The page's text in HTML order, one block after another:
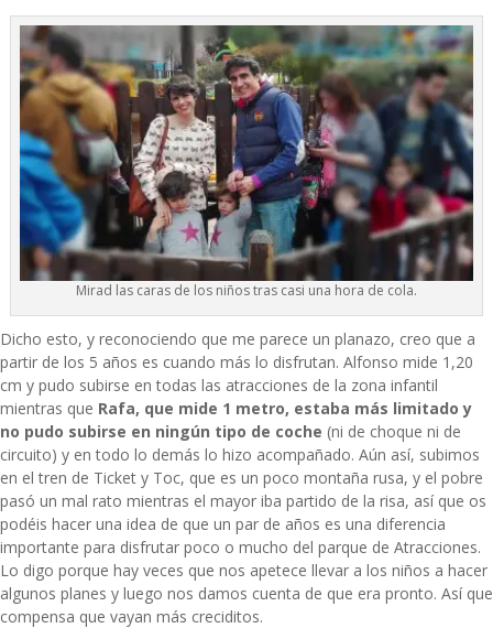
Mirad las caras de los niños tras casi una hora de cola.
Dicho esto, y reconociendo que me parece un planazo, creo que a
partir de los 5 años es cuando más lo disfrutan. Alfonso mide 1,20
cm y pudo subirse en todas las atracciones de la zona infantil
mientras que Rafa, que mide 1 metro, estaba más limitado y
no pudo subirse en ningún tipo de coche (ni de choque ni de
circuito) y en todo lo demás lo hizo acompañado. Aún así, subimos
en el tren de Ticket y Toc, que es un poco montaña rusa, y el pobre
pasó un mal rato mientras el mayor iba partido de la risa, así que os
podéis hacer una idea de que un par de años es una diferencia
importante para disfrutar poco o mucho del parque de Atracciones.
Lo digo porque hay veces que nos apetece llevar a los niños a hacer
algunos planes y luego nos damos cuenta de que era pronto. Así que
compensa que vayan más creciditos.